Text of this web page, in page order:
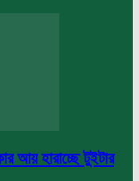
আয় হারাচ্ছে টুইটার